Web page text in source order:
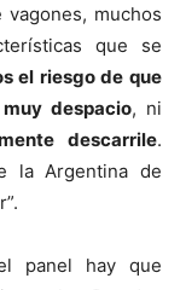
muchos
que se
el riesgo de que
despacio, ni
descarrile.
la Argentina de
panel hay que